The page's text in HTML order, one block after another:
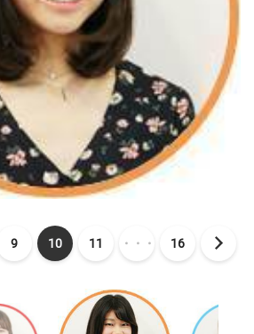
9 10 11 ・・・ 16